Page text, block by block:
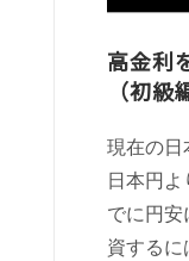
高金利
（初級
現在の日
日本円
でに円
資するに